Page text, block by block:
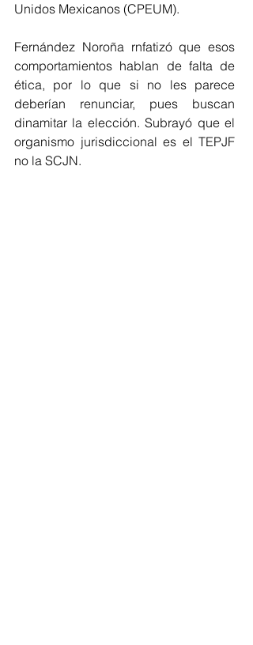
Unidos Mexicanos (CPEUM).
Fernández Noroña rnfatizó que esos
comportamientos hablan de falta de
ética, por lo que si no les parece
deberían renunciar, pues buscan
dinamitar la elección. Subrayó que el
organismo jurisdiccional es el TEPJF
no la SCJN.